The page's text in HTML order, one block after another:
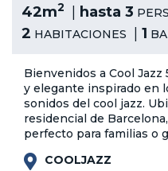
42m2 hasta 3
2 HABITACIONES 1
Bienvenidos a Cool
y elegante inspirado en
sonidos del cool jazz.
residencial de
perfecto para familias o
COOLJAZZ